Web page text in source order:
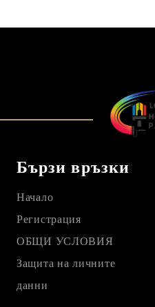
Бързи връзки
Начало
Регистрация
ОБЩИ УСЛОВИЯ
Защита на личните
данни